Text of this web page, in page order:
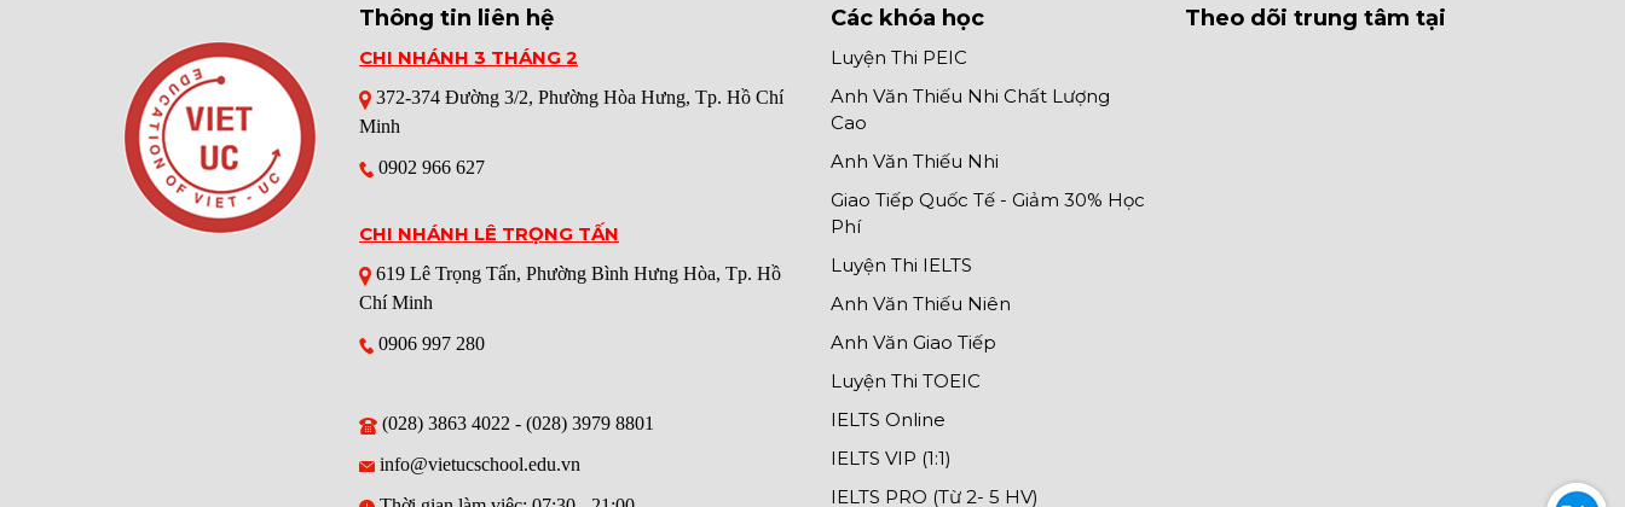
Thông tin liên hệ
CHI NHÁNH 3 THÁNG 2
372-374 Đường 3/2, Phường Hòa Hưng, Tp. Hồ Chí
Minh
0902 966 627
CHI NHÁNH LÊ TRỌNG TẤN
619 Lê Trọng Tấn, Phường Bình Hưng Hòa, Tp. Hồ
Chí Minh
0906 997 280
(028) 3863 4022 - (028) 3979 8801
info@vietucschool.edu.vn
Các khóa học
Luyện Thi PEIC
Anh Văn Thiếu Nhi Chất Lượng
Cao
Anh Văn Thiếu Nhi
Giao Tiếp Quốc Tế - Giảm 30% Học
Phí
Luyện Thi IELTS
Anh Văn Thiếu Niên
Anh Văn Giao Tiếp
Luyện Thi TOEIC
IELTS Online
IELTS VIP (1:1)
IELTS PRO (Từ 2- 5 HV)
Theo dõi trung tâm tại